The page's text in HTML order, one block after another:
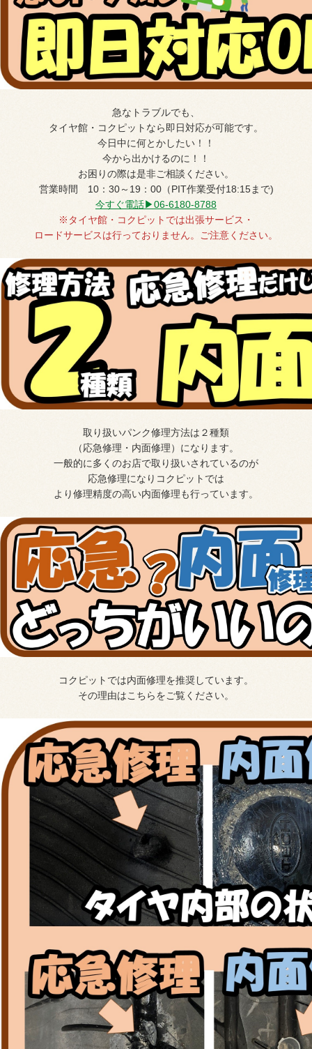
急なトラブルでも、
タイヤ館・コクピットなら即日対応が可能です。
今日中に何とかしたい！！
今から出かけるのに！！
お困りの際は是非ご相談ください。
営業時間 10：30～19：00（PIT作業受付18:15まで)
今すぐ電話▶06-6180-8788
※タイヤ館・コクピットでは出張サービス・
ロードサービスは行っておりません。 ご注意ください。
取り扱いパンク修理方法は２種類
（応急修理・内面修理）になります。
一般的に多くのお店で取り扱いされているのが
応急修理になりコクピットでは
より修理精度の高い内面修理も行っています。
コクピットでは内面修理を推奨しています。
その理由はこちらをご覧ください。